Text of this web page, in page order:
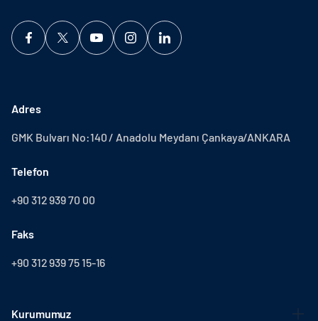
Adres
GMK Bulvarı No:140 / Anadolu Meydanı Çankaya/ANKARA
Telefon
+90 312 939 70 00
Faks
+90 312 939 75 15-16
Kurumumuz